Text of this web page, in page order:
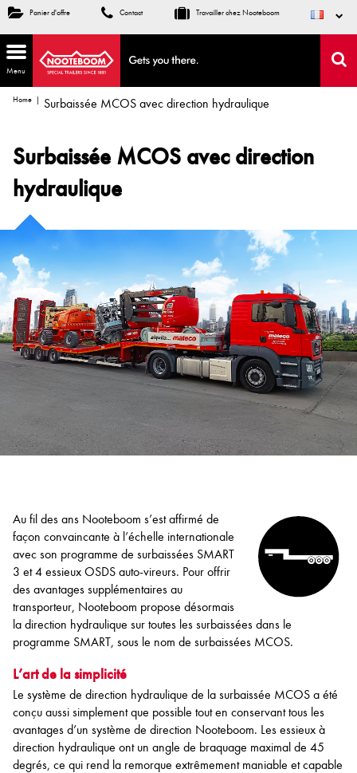
Panier d'offre Contact Travailler chez Nooteboom
Menu
Home Surbaissée MCOS avec direction hydraulique
Surbaissée MCOS avec direction
hydraulique
Au fil des ans Nooteboom s’est affirmé de
façon convaincante à l’échelle internationale
avec son programme de surbaissées SMART
3 et 4 essieux OSDS auto-vireurs. Pour offrir
des avantages supplémentaires au
transporteur, Nooteboom propose désormais
la direction hydraulique sur toutes les surbaissées dans le
programme SMART, sous le nom de surbaissées MCOS.
L’art de la simplicité
Le système de direction hydraulique de la surbaissée MCOS a été
conçu aussi simplement que possible tout en conservant tous les
avantages d’un système de direction Nooteboom. Les essieux à
direction hydraulique ont un angle de braquage maximal de 45
degrés, ce qui rend la remorque extrêmement maniable et capable